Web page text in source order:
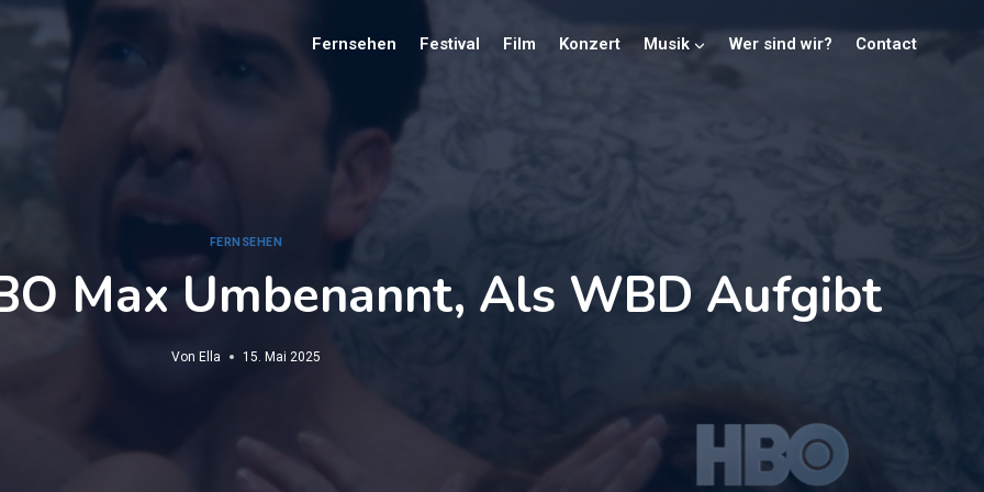
Fernsehen Festival Film Konzert Musik Wer sind wir? Contact
FERNSEHEN
Max Umbenannt, Als WBD Aufgibt
Von Ella 15. Mai 2025